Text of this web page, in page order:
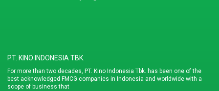
PT. KINO INDONESIA TBK.
For more than two decades, PT. Kino Indonesia Tbk. has been one of the
best acknowledged FMCG companies in Indonesia and worldwide with a
scope of business that